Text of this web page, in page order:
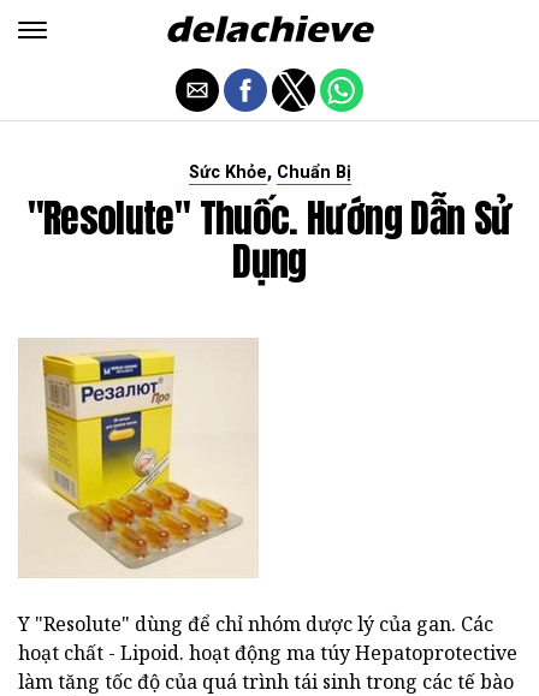
Sức Khỏe, Chuẩn Bị
"Resolute" Thuốc. Hướng Dẫn Sử
Dụng
Y "Resolute" dùng để chỉ nhóm dược lý của gan. Các
hoạt chất - Lipoid. hoạt động ma túy Hepatoprotective
làm tăng tốc độ của quá trình tái sinh trong các tế bào